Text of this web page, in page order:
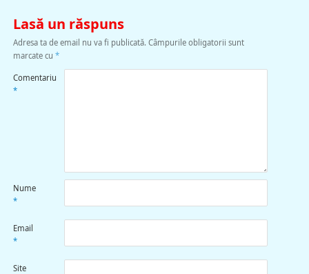
Lasă un răspuns
Adresa ta de email nu va fi publicată. Câmpurile obligatorii sunt
marcate cu *
Comentariu
*
Nume
*
Email
*
Site